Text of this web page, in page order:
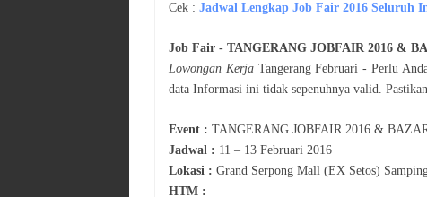
Cek : Jadwal Lengkap Job Fair 2016 Seluruh
Job Fair - TANGERANG JOBFAIR 2016 &
Lowongan Kerja Tangerang Februari - Perlu
data Informasi ini tidak sepenuhnya valid.
Event : TANGERANG JOBFAIR 2016 &
Jadwal : 11 – 13 Februari 2016
Lokasi : Grand Serpong Mall (EX Setos)
HTM :